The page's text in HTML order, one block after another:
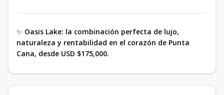
✨ Oasis Lake: la combinación perfecta de lujo,
naturaleza y rentabilidad en el corazón de Punta
Cana, desde USD $175,000.